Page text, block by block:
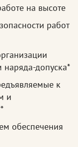
на высоте
работ
допуска*
к
и
обеспечения